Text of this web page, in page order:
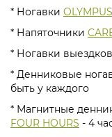
* Ногавки OLYMPUS
* Напяточники
* Ногавки
* Денниковые
быть у каждого
* Магнитные
FOUR HOURS - 4